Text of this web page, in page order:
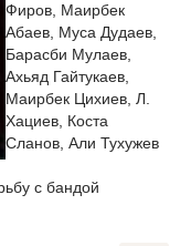
Фиров, Маирбек
Абаев, Муса Дудаев,
Барасби Мулаев,
Ахьяд Гайтукаев,
Маирбек Цихиев, Л.
Хациев, Коста
Сланов, Али Тухужев
с бандой